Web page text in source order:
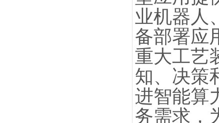
业机器人
备部署应
重大工艺
知、决策
进智能算
务需求，